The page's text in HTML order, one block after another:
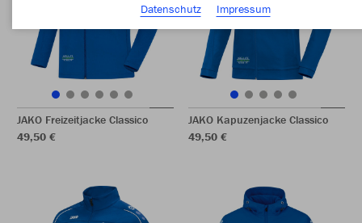
JAKO Freizeitjacke Classico
49,50 €
JAKO Kapuzenjacke Classico
49,50 €
Datenschutz
Impressum